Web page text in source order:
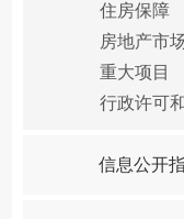
住房保障
房地产市
重大项目
行政许可
信息公开